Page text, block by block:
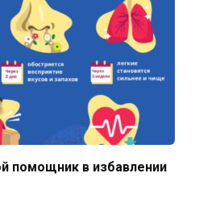
помощник в избавлении